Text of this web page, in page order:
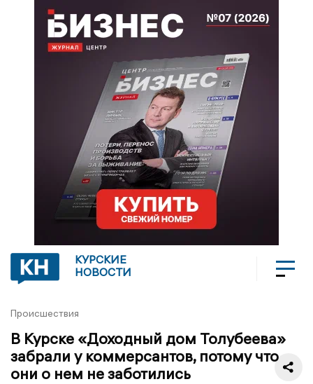
КУРСКИЕ
НОВОСТИ
Происшествия
В Курске «Доходный дом Толубеева»
забрали у коммерсантов, потому что
они о нем не заботились